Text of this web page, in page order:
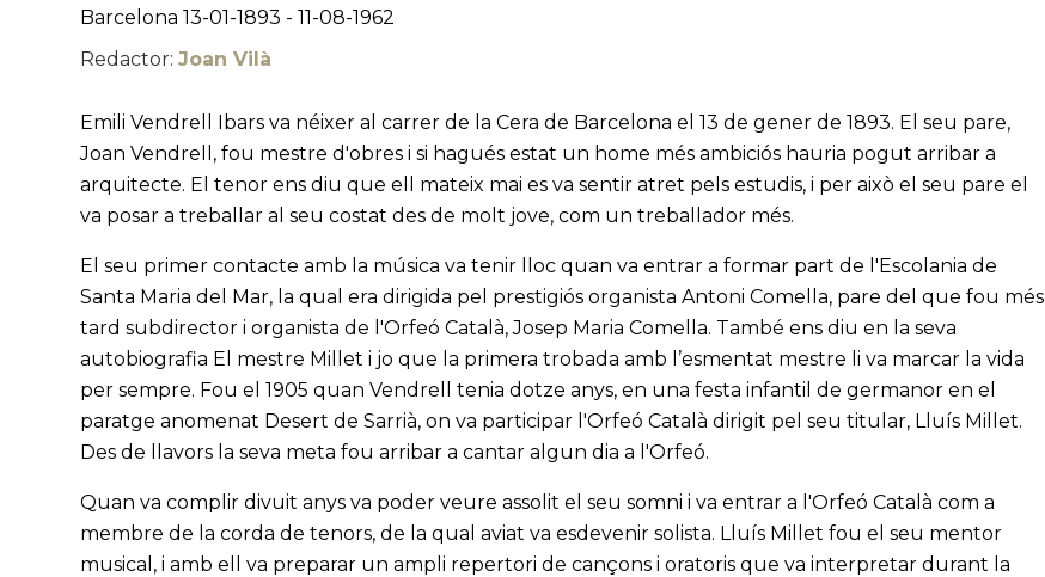
Barcelona 13-01-1893 - 11-08-1962
Redactor:Joan Vilà
Emili Vendrell Ibars va néixer al carrer de la Cera de Barcelona el 13 de gener de 1893. El seu pare,
Joan Vendrell, fou mestre d'obres i si hagués estat un home més ambiciós hauria pogut arribar a
arquitecte. El tenor ens diu que ell mateix mai es va sentir atret pels estudis, i per això el seu pare el
va posar a treballar al seu costat des de molt jove, com un treballador més.
El seu primer contacte amb la música va tenir lloc quan va entrar a formar part de l'Escolania de
Santa Maria del Mar, la qual era dirigida pel prestigiós organista Antoni Comella, pare del que fou més
tard subdirector i organista de l'Orfeó Català, Josep Maria Comella. També ens diu en la seva
autobiografia El mestre Millet i jo que la primera trobada amb l’esmentat mestre li va marcar la vida
per sempre. Fou el 1905 quan Vendrell tenia dotze anys, en una festa infantil de germanor en el
paratge anomenat Desert de Sarrià, on va participar l'Orfeó Català dirigit pel seu titular, Lluís Millet.
Des de llavors la seva meta fou arribar a cantar algun dia a l'Orfeó.
Quan va complir divuit anys va poder veure assolit el seu somni i va entrar a l'Orfeó Català com a
membre de la corda de tenors, de la qual aviat va esdevenir solista. Lluís Millet fou el seu mentor
musical, i amb ell va preparar un ampli repertori de cançons i oratoris que va interpretar durant la